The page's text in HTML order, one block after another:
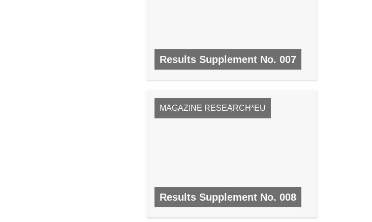
Results Supplement No. 007
Nº 7, SEPTEMBRE 2008
MAGAZINE RESEARCH*EU
Results Supplement No. 008
Nº 8, OCTOBRE 2008